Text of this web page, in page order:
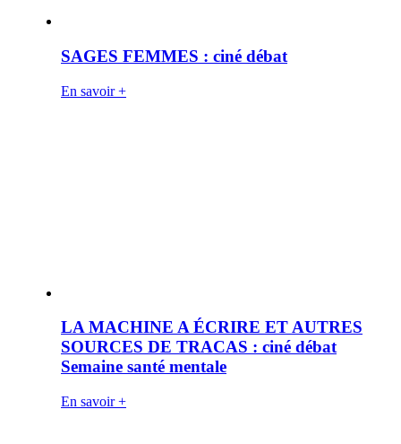
SAGES FEMMES : ciné débat
En savoir +
LA MACHINE A ÉCRIRE ET AUTRES
SOURCES DE TRACAS : ciné débat
Semaine santé mentale
En savoir +